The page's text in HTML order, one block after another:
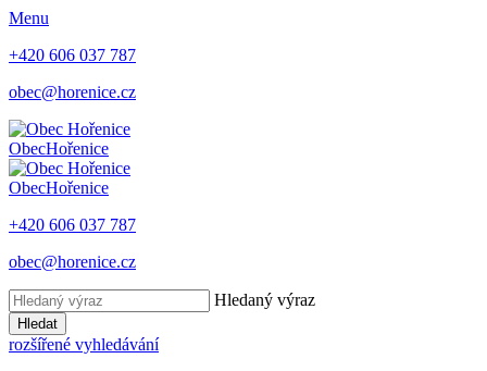
Menu
+420 606 037 787
obec@horenice.cz
ObecHořenice
ObecHořenice
+420 606 037 787
obec@horenice.cz
Hledaný výraz
Hledat
rozšířené vyhledávání